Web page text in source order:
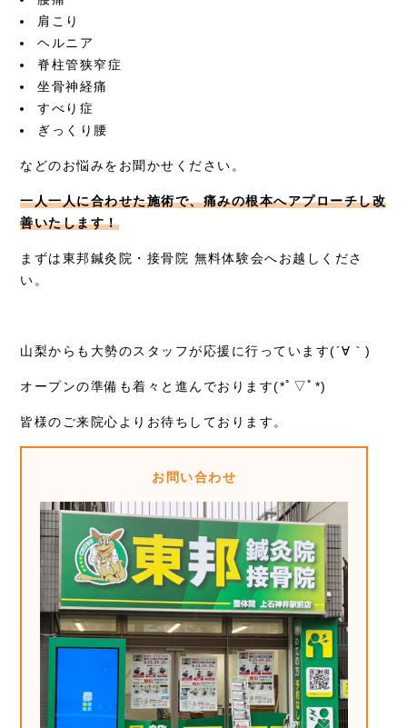
肩こり
ヘルニア
脊柱管狭窄症
坐骨神経痛
すべり症
ぎっくり腰
などのお悩みをお聞かせください。
一人一人に合わせた施術で、痛みの根本へアプローチし改
善いたします！
まずは東邦鍼灸院・接骨院 無料体験会へお越しくださ
い。
山梨からも大勢のスタッフが応援に行っています(´∀｀)
オープンの準備も着々と進んでおります(*ﾟ▽ﾟ*)
皆様のご来院心よりお待ちしております。
お問い合わせ